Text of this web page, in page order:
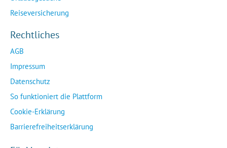
Reiseversicherung
Rechtliches
AGB
Impressum
Datenschutz
So funktioniert die Plattform
Cookie-Erklärung
Barrierefreiheitserklärung